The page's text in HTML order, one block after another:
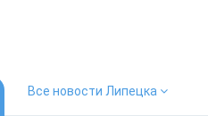
Все новости Липецка